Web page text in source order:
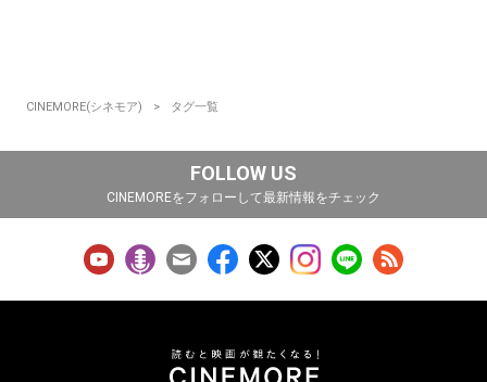
CINEMORE(シネモア) タグ一覧
FOLLOW US
CINEMOREをフォローして最新情報をチェック